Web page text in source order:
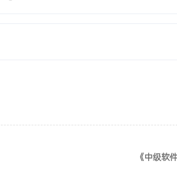
在团队中负责后端功能开发与测试，使用
《中级软